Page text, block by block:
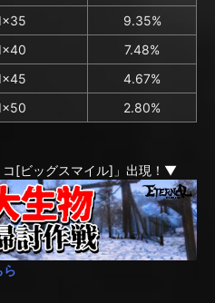
9.35%
7.48%
4.67%
2.80%
[ビッグスマイル]」出現！▼
ら